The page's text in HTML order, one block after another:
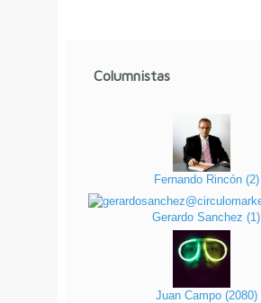
Columnistas
Fernando Rincón (2)
Gerardo Sanchez (1)
Juan Campo (2080)